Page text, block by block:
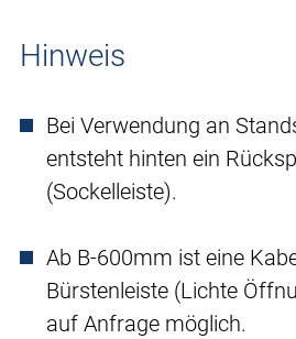
Hinweis
Bei Verwendung an
entsteht hinten ein
(Sockelleiste).
Ab B-600mm ist eine
Bürstenleiste (Lichte
auf Anfrage möglich.